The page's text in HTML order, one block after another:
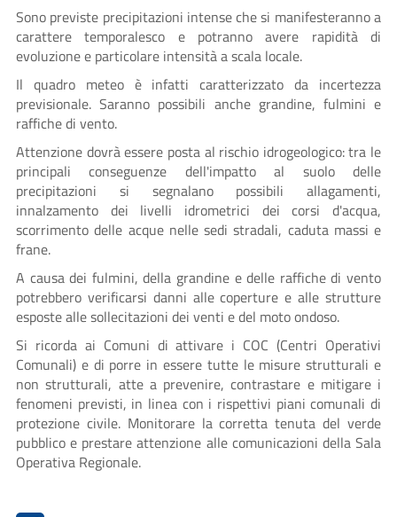
Sono previste precipitazioni intense che si manifesteranno a
carattere temporalesco e potranno avere rapidità di
evoluzione e particolare intensità a scala locale.
Il quadro meteo è infatti caratterizzato da incertezza
previsionale. Saranno possibili anche grandine, fulmini e
raffiche di vento.
Attenzione dovrà essere posta al rischio idrogeologico: tra le
principali conseguenze dell'impatto al suolo delle
precipitazioni si segnalano possibili allagamenti,
innalzamento dei livelli idrometrici dei corsi d'acqua,
scorrimento delle acque nelle sedi stradali, caduta massi e
frane.
A causa dei fulmini, della grandine e delle raffiche di vento
potrebbero verificarsi danni alle coperture e alle strutture
esposte alle sollecitazioni dei venti e del moto ondoso.
Si ricorda ai Comuni di attivare i COC (Centri Operativi
Comunali) e di porre in essere tutte le misure strutturali e
non strutturali, atte a prevenire, contrastare e mitigare i
fenomeni previsti, in linea con i rispettivi piani comunali di
protezione civile. Monitorare la corretta tenuta del verde
pubblico e prestare attenzione alle comunicazioni della Sala
Operativa Regionale.